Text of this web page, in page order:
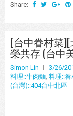
Share:
[台中眷村菜][
榮共存 (台中
Simon Lin 3/26/
料理::牛肉麵 料理::眷
(台灣)::404台中北區